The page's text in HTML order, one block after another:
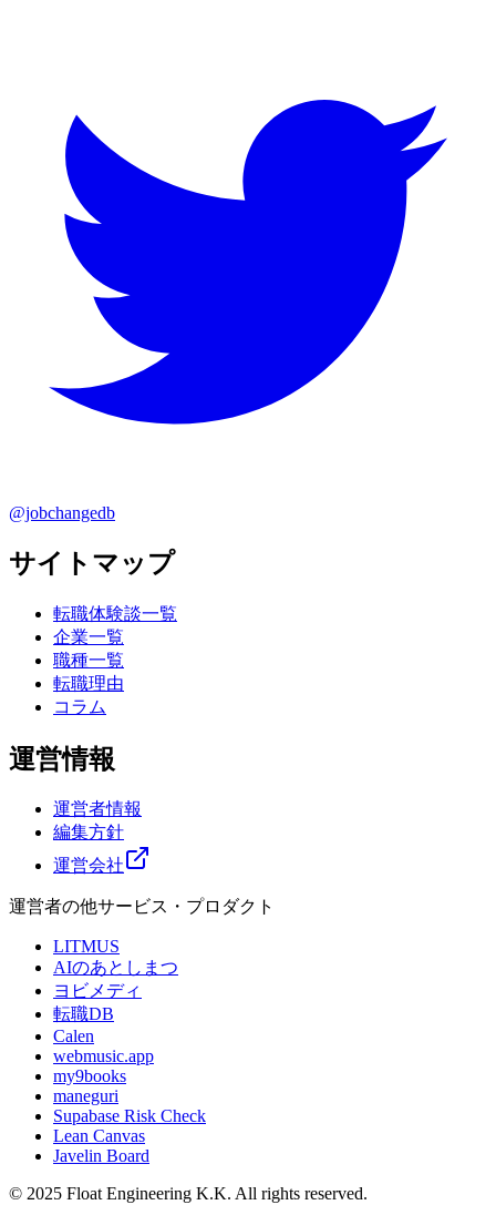
@jobchangedb
サイトマップ
転職体験談一覧
企業一覧
職種一覧
転職理由
コラム
運営情報
運営者情報
編集方針
運営会社
運営者の他サービス・プロダクト
LITMUS
AIのあとしまつ
ヨビメディ
転職DB
Calen
webmusic.app
my9books
maneguri
Supabase Risk Check
Lean Canvas
Javelin Board
© 2025 Float Engineering K.K. All rights reserved.